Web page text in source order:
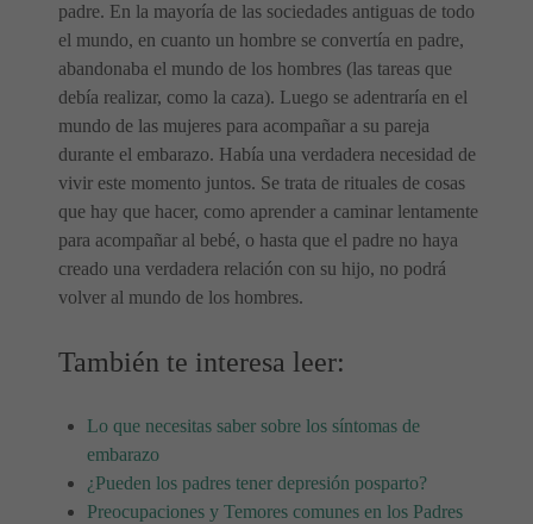
padre. En la mayoría de las sociedades antiguas de todo
el mundo, en cuanto un hombre se convertía en padre,
abandonaba el mundo de los hombres (las tareas que
debía realizar, como la caza). Luego se adentraría en el
mundo de las mujeres para acompañar a su pareja
durante el embarazo. Había una verdadera necesidad de
vivir este momento juntos. Se trata de rituales de cosas
que hay que hacer, como aprender a caminar lentamente
para acompañar al bebé, o hasta que el padre no haya
creado una verdadera relación con su hijo, no podrá
volver al mundo de los hombres.
También te interesa leer:
Lo que necesitas saber sobre los síntomas de
embarazo
¿Pueden los padres tener depresión posparto?
Preocupaciones y Temores comunes en los Padres